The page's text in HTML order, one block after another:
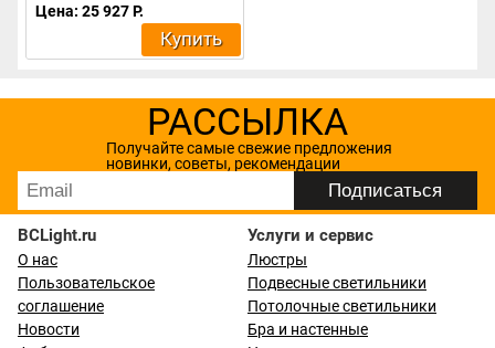
Цена: 25 927 Р.
Купить
РАССЫЛКА
Получайте самые свежие предложения
новинки, советы, рекомендации
BCLight.ru
О нас
Пользовательское
соглашение
Новости
Услуги и сервис
Люстры
Подвесные светильники
Потолочные светильники
Бра и настенные